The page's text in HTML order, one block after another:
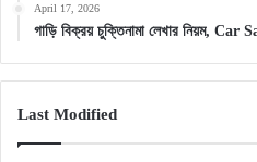
April 17, 2026
গাড়ি বিক্রয় চুক্তিনামা লেখার নিয়ম,
Last Modified